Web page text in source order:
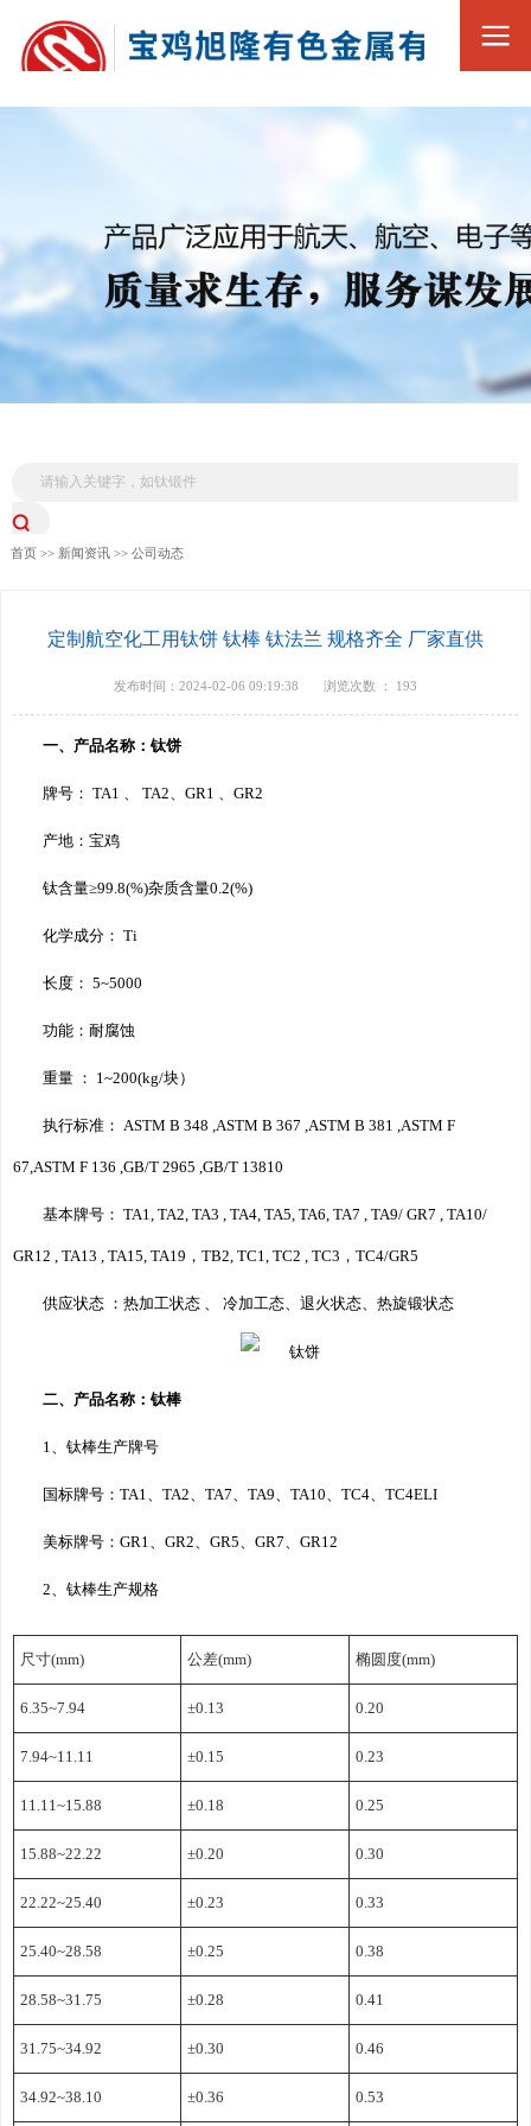
国
服
务
13369216168
首页 >> 新闻资讯>> 公司动态
定制航空化工用钛饼 钛棒 钛法兰 规格齐全 厂家直供
发布时间：2024-02-06 09:19:38 浏览次数 ： 193
一、产品名称：钛饼
牌号： TA1 、 TA2、GR1 、GR2
产地：宝鸡
钛含量≥99.8(%)杂质含量0.2(%)
化学成分： Ti
长度： 5~5000
功能：耐腐蚀
重量 ： 1~200(kg/块）
执行标准： ASTM B 348 ,ASTM B 367 ,ASTM B 381 ,ASTM F
67,ASTM F 136 ,GB/T 2965 ,GB/T 13810
基本牌号： TA1, TA2, TA3 , TA4, TA5, TA6, TA7 , TA9/ GR7 , TA10/
GR12 , TA13 , TA15, TA19，TB2, TC1, TC2 , TC3，TC4/GR5
供应状态 ：热加工状态 、 冷加工态、退火状态、热旋锻状态
二、产品名称：钛棒
1、钛棒生产牌号
国标牌号：TA1、TA2、TA7、TA9、TA10、TC4、TC4ELI
美标牌号：GR1、GR2、GR5、GR7、GR12
2、钛棒生产规格
尺寸(mm) 公差(mm) 椭圆度(mm)
6.35~7.94 ±0.13 0.20
7.94~11.11 ±0.15 0.23
11.11~15.88 ±0.18 0.25
15.88~22.22 ±0.20 0.30
22.22~25.40 ±0.23 0.33
25.40~28.58 ±0.25 0.38
28.58~31.75 ±0.28 0.41
31.75~34.92 ±0.30 0.46
34.92~38.10 ±0.36 0.53